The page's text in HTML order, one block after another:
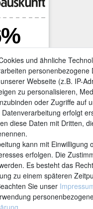
Vertrag widerrufen
und ähnliche
personenbezogene
Webseite (z.B. IP-
zu personalisieren,
oder Zugriffe auf
erfolgt
diese Daten mit Dritten,
kann mit Einwilligung
erfolgen. Die
Es besteht das
zu einem späteren
Sie unser